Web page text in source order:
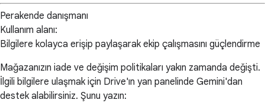
Perakende danışmanı
Kullanım alanı:
Bilgilere kolayca erişip paylaşarak ekip çalışmasını güçlendirme
Mağazanızın iade ve değişim politikaları yakın zamanda değişti.
İlgili bilgilere ulaşmak için Drive'ın yan panelinde Gemini'dan
destek alabilirsiniz. Şunu yazın: